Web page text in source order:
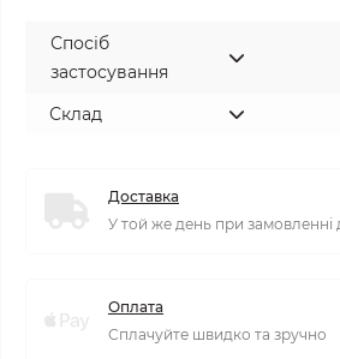
Спосіб
застосування
Склад
Доставка
У той же день при замовленні
Оплата
Сплачуйте швидко та зручно